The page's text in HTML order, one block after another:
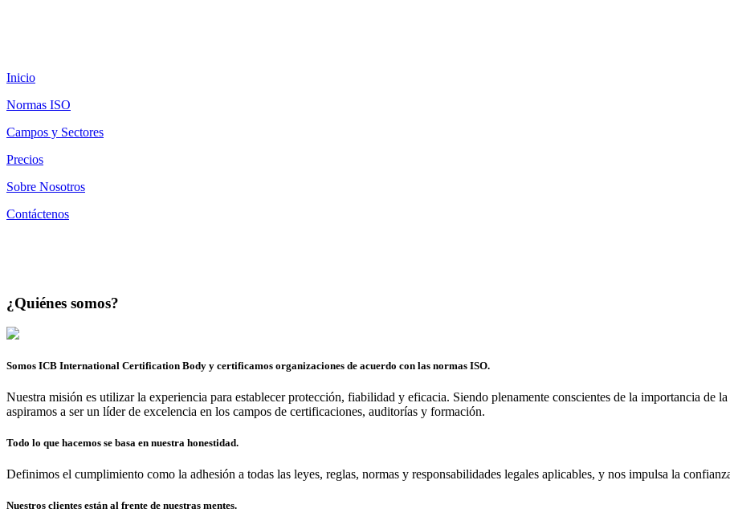
Inicio
Normas ISO
Campos y Sectores
Precios
Sobre Nosotros
Contáctenos
¿Quiénes somos?
Somos ICB International Certification Body y certificamos organizaciones de acuerdo con las normas ISO.
Nuestra misión es utilizar la experiencia para establecer protección, fiabilidad y eficacia. Siendo plenamente conscientes de la importancia de
aspiramos a ser un líder de excelencia en los campos de certificaciones, auditorías y formación.
Todo lo que hacemos se basa en nuestra honestidad.
Definimos el cumplimiento como la adhesión a todas las leyes, reglas, normas y responsabilidades legales aplicables, y nos impulsa la
Nuestros clientes están al frente de nuestras mentes.